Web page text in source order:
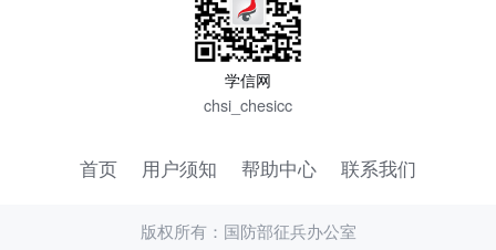
学信网
chsi_chesicc
首页 用户须知 帮助中心 联系我们
版权所有：国防部征兵办公室